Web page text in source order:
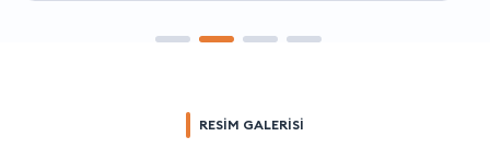
RESİM GALERİSİ